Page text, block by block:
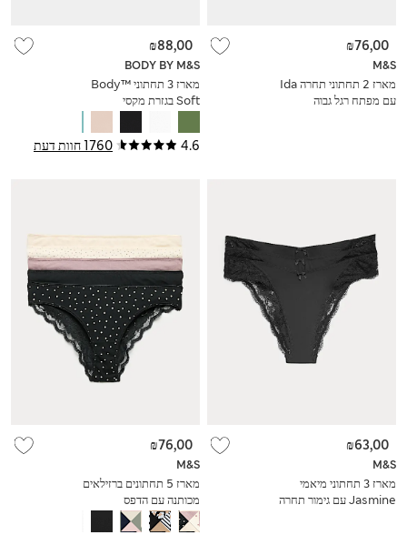
M&S
מארז 2 תחתוני תחרה Ida
עם מפתח רגל גבוה
₪76,00
4.6 1760 חוות דעת
BODY BY M&S
מארז 3 תחתוני ™Body
Soft בגזרת מקסי
₪88,00
M&S
מארז 3 תחתוני מיאמי
Jasmine עם גימור תחרה
₪63,00
M&S
מארז 5 תחתונים ברזילאים
מכותנה עם הדפס
₪76,00